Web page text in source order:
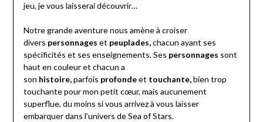
jeu, je vous laisserai découvrir…
Notre grande aventure nous amène à croiser
divers personnages et peuplades,chacun ayant ses
spécificités et ses enseignements. Ses personnages sont
haut en couleur et chacun a
son histoire,parfois profondeet touchante,bien trop
touchante pour mon petit cœur, mais aucunement
superflue, du moins si vous arrivez à vous laisser
embarquer dans l’univers de Sea of Stars.